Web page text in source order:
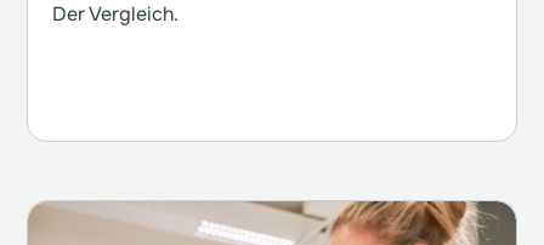
Der Vergleich.